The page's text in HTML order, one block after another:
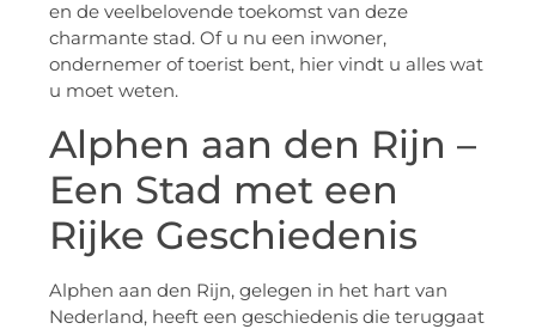
en de veelbelovende toekomst van deze
charmante stad. Of u nu een inwoner,
ondernemer of toerist bent, hier vindt u alles wat
u moet weten.
Alphen aan den Rijn –
Een Stad met een
Rijke Geschiedenis
Alphen aan den Rijn, gelegen in het hart van
Nederland, heeft een geschiedenis die teruggaat